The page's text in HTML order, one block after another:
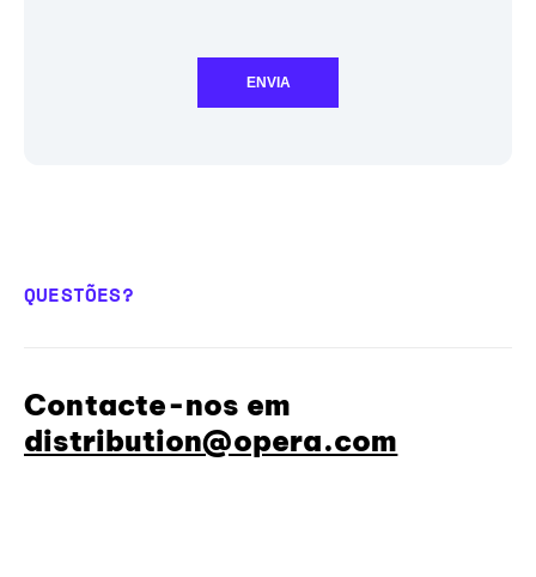
ENVIA
QUESTÕES?
Contacte-nos em
distribution@opera.com